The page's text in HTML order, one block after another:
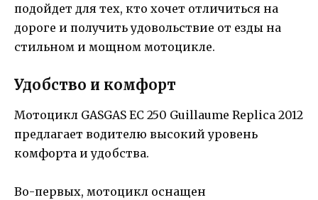
подойдет для тех, кто хочет отличиться на
дороге и получить удовольствие от езды на
стильном и мощном мотоцикле.
Удобство и комфорт
Мотоцикл GASGAS EC 250 Guillaume Replica 2012
предлагает водителю высокий уровень
комфорта и удобства.
Во-первых, мотоцикл оснащен